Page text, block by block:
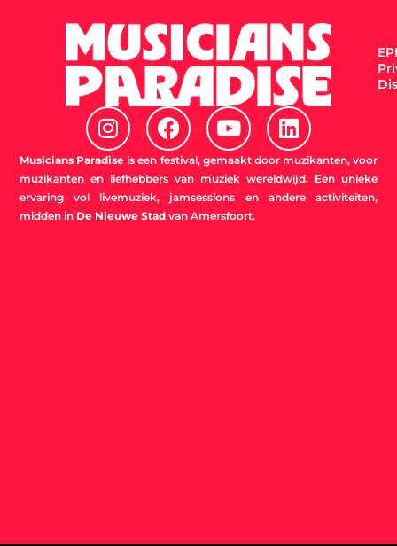
I
n
s
t
a
g
F
a
c
e
b
o
Y
o
u
t
u
b
L
i
n
k
e
Musicians Paradise is een festival, gemaakt door muzikanten, voor
muzikanten en liefhebbers van muziek wereldwijd. Een unieke
ervaring vol livemuziek, jamsessions en andere activiteiten,
midden in De Nieuwe Stadvan Amersfoort.